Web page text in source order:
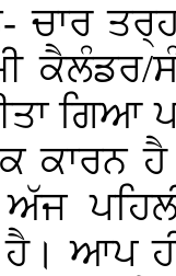
ਚਾਰ
ਕੈਲੰਡਰ/
ਗਿਆ
ਕਾਰਨ
ਆਪ